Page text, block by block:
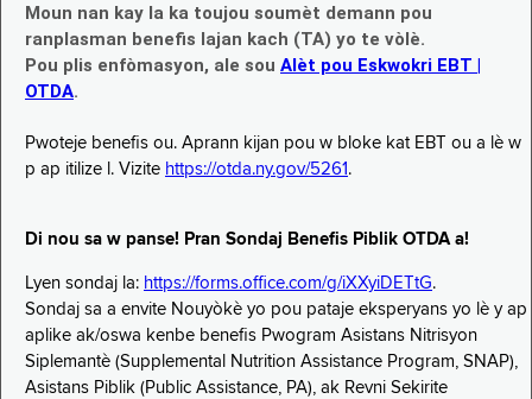
Moun nan kay la ka toujou soumèt demann pou
ranplasman benefis lajan kach (TA) yo te vòlè.
Pou plis enfòmasyon, ale sou Alèt pou Eskwokri EBT |
OTDA.
Pwoteje benefis ou. Aprann kijan pou w bloke kat EBT ou a lè w
p ap itilize l. Vizite https://otda.ny.gov/5261 .
Di nou sa w panse! Pran Sondaj Benefis Piblik OTDA a!
Lyen sondaj la: https://forms.office.com/g/iXXyiDETtG.
Sondaj sa a envite Nouyòkè yo pou pataje eksperyans yo lè y ap
aplike ak/oswa kenbe benefis Pwogram Asistans Nitrisyon
Siplemantè (Supplemental Nutrition Assistance Program, SNAP),
Asistans Piblik (Public Assistance, PA), ak Revni Sekirite